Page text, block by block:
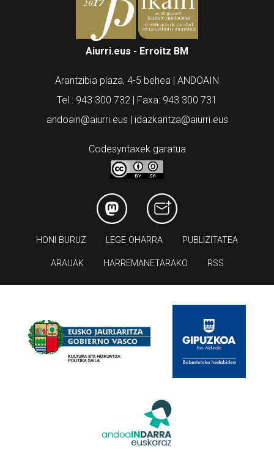
Aiurri.eus - Erroitz BM
Arantzibia plaza, 4-5 behea | ANDOAIN
Tel.: 943 300 732 | Faxa: 943 300 731
andoain@aiurri.eus | idazkaritza@aiurri.eus
Codesyntaxek garatua
HONI BURUZ LEGE OHARRA PUBLIZITATEA
ARAUAK HARREMANETARAKO RSS